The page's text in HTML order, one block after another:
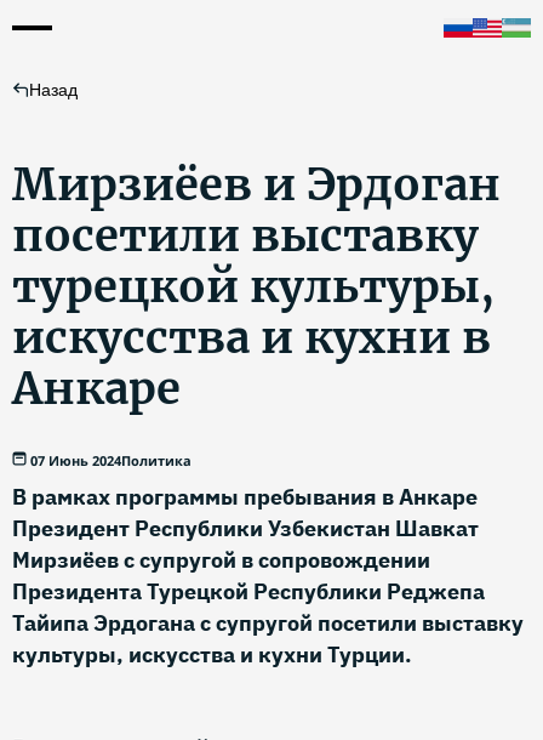
Назад
Мирзиёев и Эрдоган
посетили выставку
турецкой культуры,
искусства и кухни в
Анкаре
07 Июнь 2024Политика
В рамках программы пребывания в Анкаре
Президент Республики Узбекистан Шавкат
Мирзиёев с супругой в сопровождении
Президента Турецкой Республики Реджепа
Тайипа Эрдогана с супругой посетили выставку
культуры, искусства и кухни Турции.